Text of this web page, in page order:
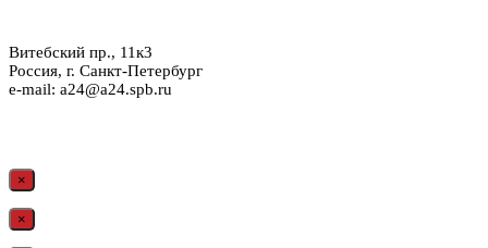
Витебский пр., 11к3
Россия, г. Санкт-Петербург
e-mail: a24@a24.spb.ru
×
×